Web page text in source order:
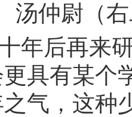
汤仲尉（
年后再来
具有某个
气，这种